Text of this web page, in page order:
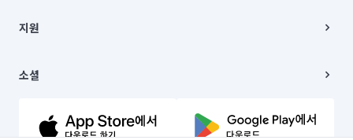
상품, 상품정보, 거래에 관한 의무와 책임은 거래당사자에게 있습니다.
언론 보도 관련 문의:
© 유한회사 미소. Miso, Inc. All Rights Reserved.
이사
지원
이용약관
문의하기
소셜
유튜브